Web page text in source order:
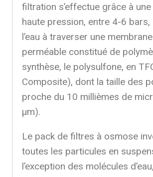
filtration s’effectue grâce à
haute pression, entre 4-6
l’eau à traverser une
perméable constitué de
synthèse, le polysulfone, en
Composite), dont la taille des
proche du 10 millièmes de
μm).
Le pack de filtres à osmose
toutes les particules en
l’exception des molécules